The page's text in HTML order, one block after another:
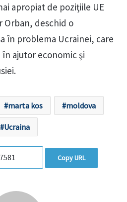
apropiat de poziţiile UE
Orban, deschid o
în problema Ucrainei, care
ajutor economic şi
marta kos moldova
Ucraina
Copy URL